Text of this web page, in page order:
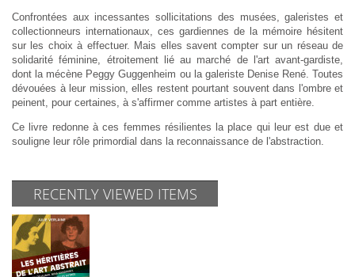
Confrontées aux incessantes sollicitations des musées, galeristes et
collectionneurs internationaux, ces gardiennes de la mémoire hésitent
sur les choix à effectuer. Mais elles savent compter sur un réseau de
solidarité féminine, étroitement lié au marché de l'art avant-gardiste,
dont la mécène Peggy Guggenheim ou la galeriste Denise René. Toutes
dévouées à leur mission, elles restent pourtant souvent dans l'ombre et
peinent, pour certaines, à s'affirmer comme artistes à part entière.
Ce livre redonne à ces femmes résilientes la place qui leur est due et
souligne leur rôle primordial dans la reconnaissance de l'abstraction.
RECENTLY VIEWED ITEMS